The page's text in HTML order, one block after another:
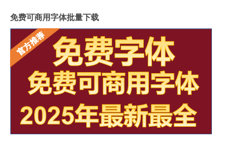
免费可商用字体批量下载